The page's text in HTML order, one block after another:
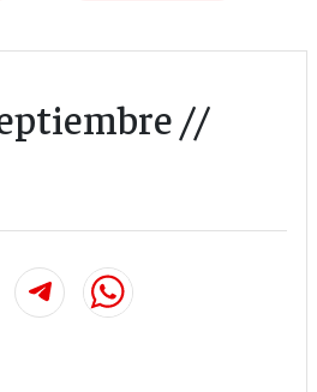
//